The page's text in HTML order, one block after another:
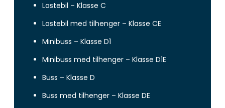
Lastebil – Klasse C
Lastebil med tilhenger – Klasse CE
Minibuss – Klasse D1
Minibuss med tilhenger – Klasse D1E
Buss – Klasse D
Buss med tilhenger – Klasse DE